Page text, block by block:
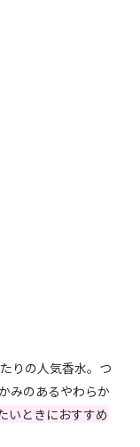
りの人気香水。つ
みのあるやわらか
いときにおすすめ